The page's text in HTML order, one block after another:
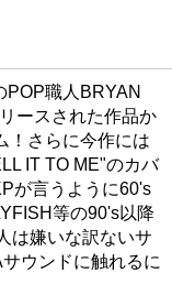
POP職人BRYAN
ースされた作品か
！さらに今作には
IT TO ME"のカバ
が言うように60's
等の90's以降
は嫌いな訳ないサ
ウンドに触れるに